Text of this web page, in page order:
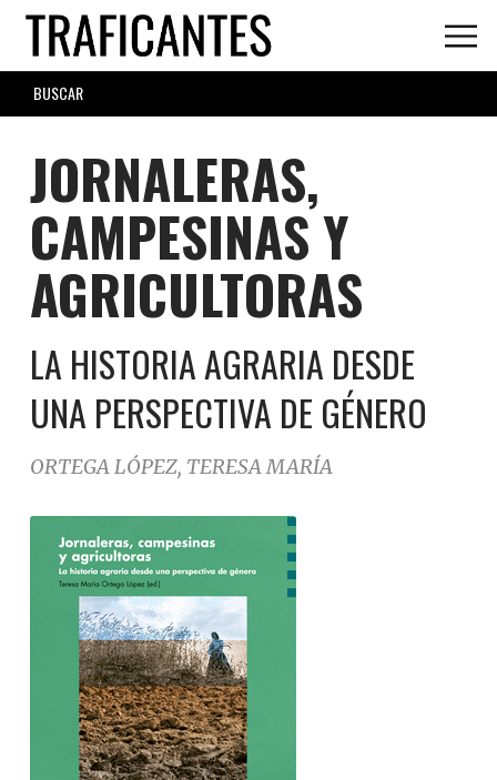
Skip
main
content
SEARCH
FORM
JORNALERAS,
CAMPESINAS Y
AGRICULTORAS
LA HISTORIA AGRARIA DESDE
UNA PERSPECTIVA DE GÉNERO
ORTEGA LÓPEZ, TERESA MARÍA